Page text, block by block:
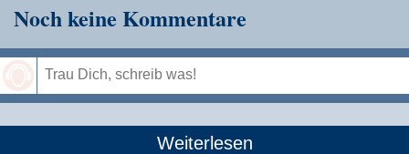
Noch keine Kommentare
Weiterlesen